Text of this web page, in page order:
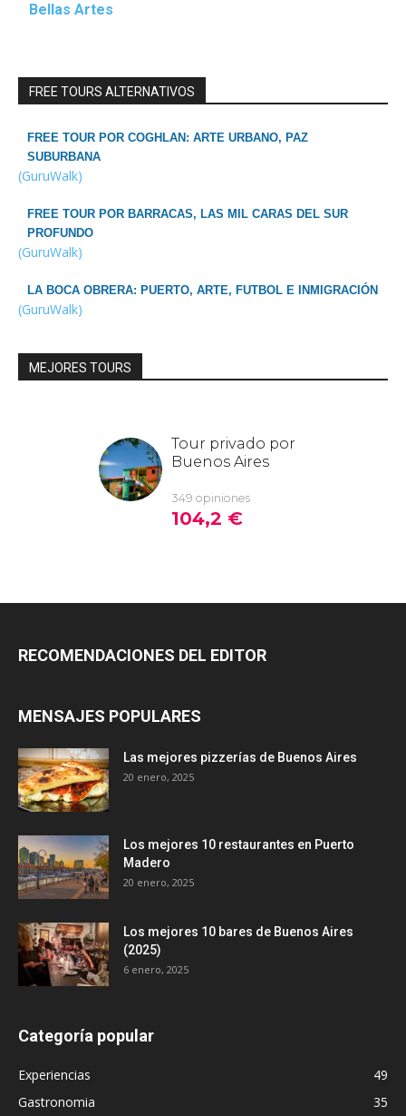
Bellas Artes
FREE TOURS ALTERNATIVOS
FREE TOUR POR COGHLAN: ARTE URBANO, PAZ
SUBURBANA
(GuruWalk)
FREE TOUR POR BARRACAS, LAS MIL CARAS DEL SUR
PROFUNDO
(GuruWalk)
LA BOCA OBRERA: PUERTO, ARTE, FUTBOL E INMIGRACIÓN
(GuruWalk)
MEJORES TOURS
RECOMENDACIONES DEL EDITOR
MENSAJES POPULARES
Las mejores pizzerías de Buenos Aires
20 enero, 2025
Los mejores 10 restaurantes en Puerto
Madero
20 enero, 2025
Los mejores 10 bares de Buenos Aires
(2025)
6 enero, 2025
Categoría popular
Experiencias
49
Gastronomia
35